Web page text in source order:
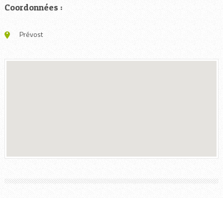
Coordonnées :
Prévost